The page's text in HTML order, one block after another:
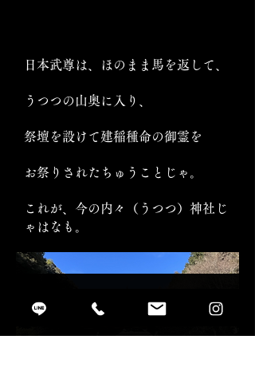
日本武尊は、ほのまま馬を返して、
うつつの山奥に入り、
祭壇を設けて建稲種命の御霊を
お祭りされたちゅうことじゃ。
これが、今の内々（うつつ）神社じ
ゃはなも。